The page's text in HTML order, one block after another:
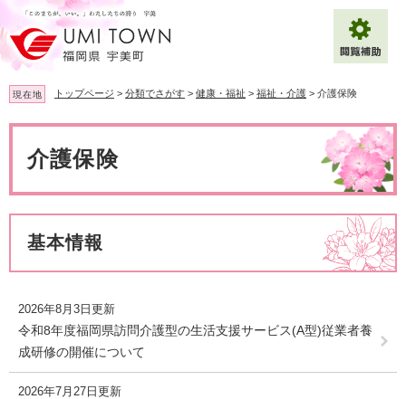
ー
ジ
の
先
頭
で
ニ
ュ
ー
を
飛
ば
文
へ
Multilingual（English・中文・한글）
現在地 トップページ > 分類でさがす > 健康・福祉 > 福祉・介護 > 介護保険
介護保険
基本情報
2026年8月3日更新
令和8年度福岡県訪問介護型の生活支援サービス(A型)従業者養
成研修の開催について
2026年7月27日更新